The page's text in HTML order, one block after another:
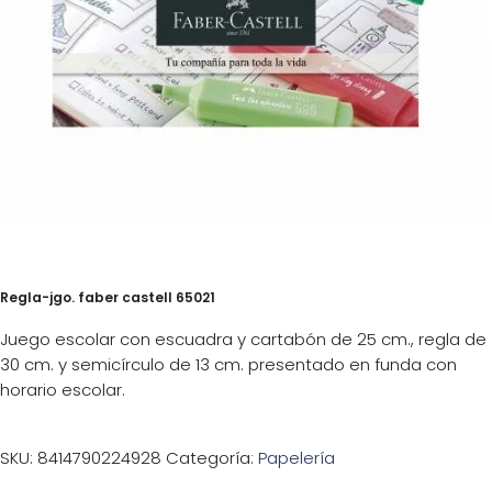
¡Imprimir!
Regla-jgo. faber castell 65021
Juego escolar con escuadra y cartabón de 25 cm., regla de
30 cm. y semicírculo de 13 cm. presentado en funda con
horario escolar.
SKU: 8414790224928 Categoría: Papelería